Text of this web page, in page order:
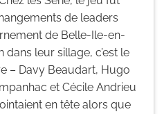
de leaders
de Belle-Ile-en-
dans leur sillage, c’est le
– Davy Beaudart, Hugo
et Cécile Andrieu
en tête alors que